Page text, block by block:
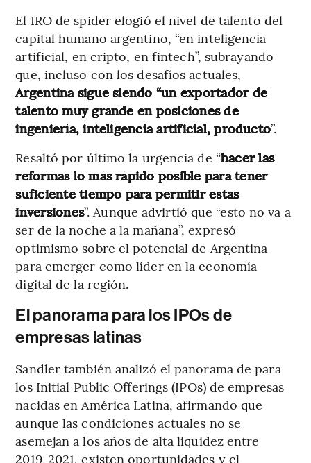
El IRO de spider elogió el nivel de talento del
capital humano argentino, “en inteligencia
artificial, en cripto, en fintech”, subrayando
que, incluso con los desafíos actuales,
Argentina sigue siendo “un exportador de
talento muy grande en posiciones de
ingeniería, inteligencia artificial, producto”.
Resaltó por último la urgencia de “hacer las
reformas lo más rápido posible para tener
suficiente tiempo para permitir estas
inversiones”. Aunque advirtió que “esto no va a
ser de la noche a la mañana”, expresó
optimismo sobre el potencial de Argentina
para emerger como líder en la economía
digital de la región.
El panorama para los IPOs de
empresas latinas
Sandler también analizó el panorama de para
los Initial Public Offerings (IPOs) de empresas
nacidas en América Latina, afirmando que
aunque las condiciones actuales no se
asemejan a los años de alta liquidez entre
2019-2021, existen oportunidades y el